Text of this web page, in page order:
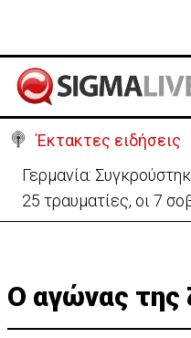
Έκτακτες ειδήσεις
Γερμανία:
25 τραυματίες, οι 7
Ο αγώνας της